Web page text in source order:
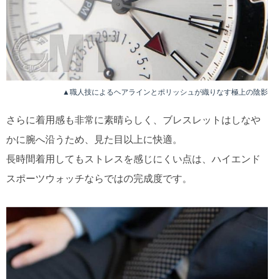
▲職人技によるヘアラインとポリッシュが織りなす極上の陰影
さらに着用感も非常に素晴らしく、ブレスレットはしなや
かに腕へ沿うため、見た目以上に快適。
長時間着用してもストレスを感じにくい点は、ハイエンド
スポーツウォッチならではの完成度です。